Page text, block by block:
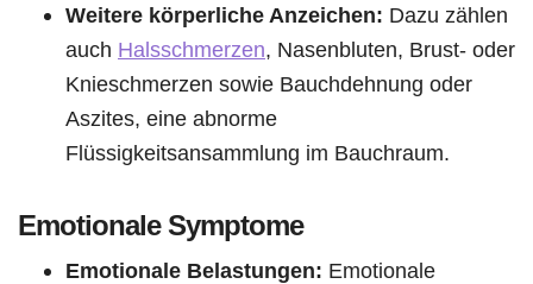
Weitere körperliche Anzeichen: Dazu zählen
auch Halsschmerzen, Nasenbluten, Brust- oder
Knieschmerzen sowie Bauchdehnung oder
Aszites, eine abnorme
Flüssigkeitsansammlung im Bauchraum.
Emotionale Symptome
Emotionale Belastungen: Emotionale